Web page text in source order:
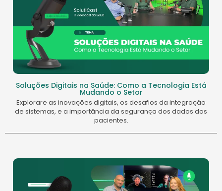
Soluções Digitais na Saúde: Como a Tecnologia Está
Mudando o Setor
Explorare as inovações digitais, os desafios da integração
de sistemas, e a importância da segurança dos dados dos
pacientes.